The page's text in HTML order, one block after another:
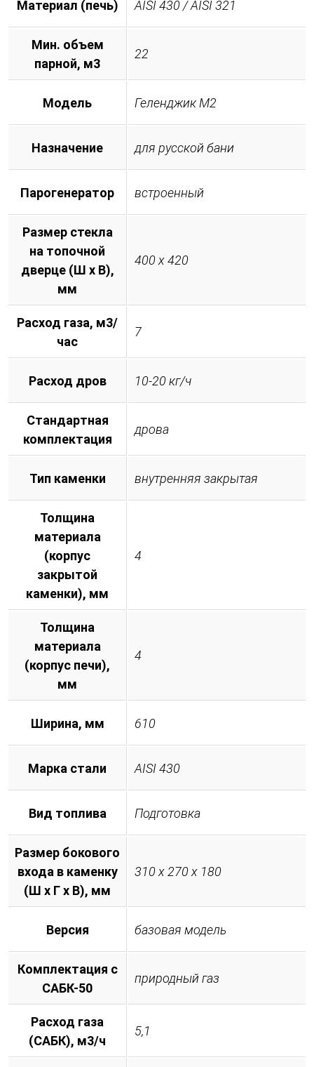
Материал (печь) AISI 430 / AISI 321
Мин. объем
парной, м3
22
Модель Геленджик М2
Назначение для русской бани
Парогенератор встроенный
Размер стекла
на топочной
дверце (Ш х В),
мм
400 х 420
Расход газа, м3/
час
7
Расход дров 10-20 кг/ч
Стандартная
комплектация
дрова
Тип каменки внутренняя закрытая
Толщина
материала
(корпус
закрытой
каменки), мм
4
Толщина
материала
(корпус печи),
мм
4
Ширина, мм 610
Марка стали AISI 430
Вид топлива Подготовка
Размер бокового
входа в каменку
(Ш х Г х В), мм
310 х 270 х 180
Версия базовая модель
Комплектация с
САБК-50
природный газ
Расход газа
(САБК), м3/ч
5,1